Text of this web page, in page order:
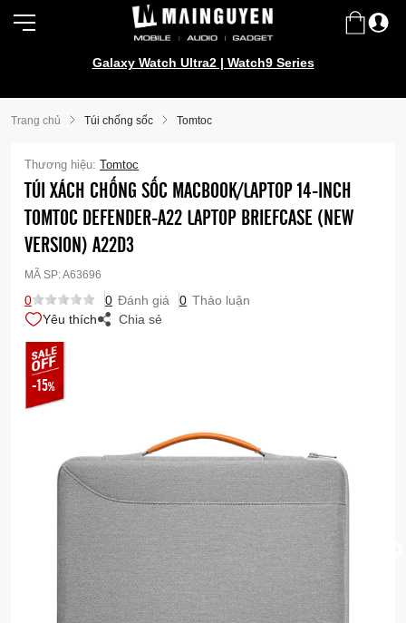
Galaxy Watch Ultra2 | Watch9 Series
Trang chủ Túi chống sốc Tomtoc
Thương hiệu: Tomtoc
TÚI XÁCH CHỐNG SỐC MACBOOK/LAPTOP 14-INCH
TOMTOC DEFENDER-A22 LAPTOP BRIEFCASE (NEW
VERSION) A22D3
MÃ SP:A63696
0 0 Đánh giá 0 Thảo luận
Yêu thích
Chia sẻ
-15%